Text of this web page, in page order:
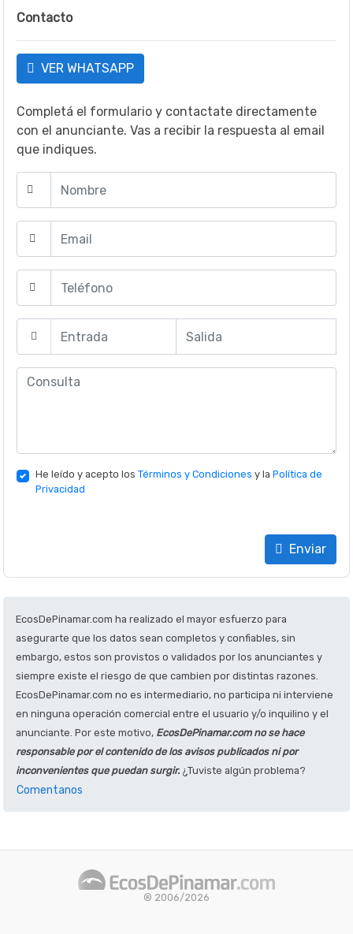
Contacto
VER WHATSAPP
Completá el formulario y contactate directamente
con el anunciante. Vas a recibir la respuesta al email
que indiques.
He leído y acepto los Términos y Condiciones y la Política de
Privacidad
Enviar
EcosDePinamar.com ha realizado el mayor esfuerzo para
asegurarte que los datos sean completos y confiables, sin
embargo, estos son provistos o validados por los anunciantes y
siempre existe el riesgo de que cambien por distintas razones.
EcosDePinamar.com no es intermediario, no participa ni interviene
en ninguna operación comercial entre el usuario y/o inquilino y el
anunciante. Por este motivo, EcosDePinamar.com no se hace
responsable por el contenido de los avisos publicados ni por
inconvenientes que puedan surgir. ¿Tuviste algún problema?
Comentanos
® 2006/2026